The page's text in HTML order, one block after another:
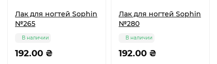
Лак для ногтей Sophin
№265
192.00 ₴
В наличии
Лак для ногтей Sophin
№280
192.00 ₴
В наличии